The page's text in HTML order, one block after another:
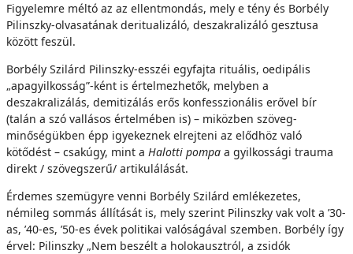
Figyelemre méltó az az ellentmondás, mely e tény és Borbély
Pilinszky-olvasatának deritualizáló, deszakralizáló gesztusa
között feszül.
Borbély Szilárd Pilinszky-esszéi egyfajta rituális, oedipális
„apagyilkosság”-ként is értelmezhetők, melyben a
deszakralizálás, demitizálás erős konfesszionális erővel bír
(talán a szó vallásos értelmében is) – miközben szöveg-
minőségükben épp igyekeznek elrejteni az elődhöz való
kötődést – csakúgy, mint a Halotti pompa a gyilkossági trauma
direkt / szövegszerű/ artikulálását.
Érdemes szemügyre venni Borbély Szilárd emlékezetes,
némileg sommás állítását is, mely szerint Pilinszky vak volt a ’30-
as, ’40-es, ’50-es évek politikai valóságával szemben. Borbély így
érvel: Pilinszky „Nem beszélt a holokausztról, a zsidók